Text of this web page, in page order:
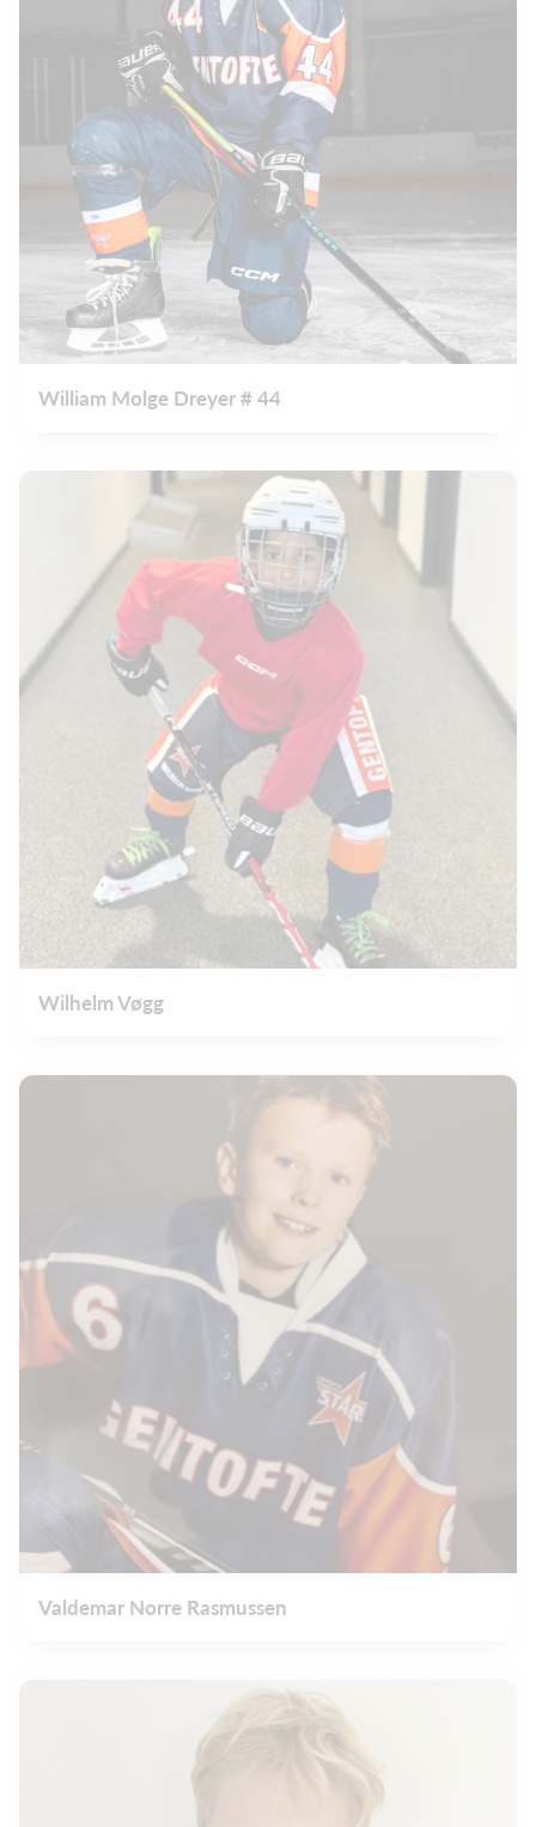
William Molge Dreyer # 44
Wilhelm Vøgg
Valdemar Norre Rasmussen